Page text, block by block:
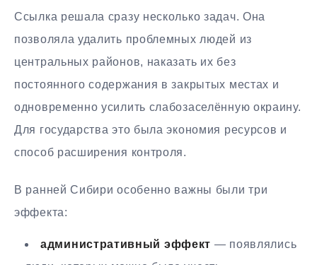
Ссылка решала сразу несколько задач. Она
позволяла удалить проблемных людей из
центральных районов, наказать их без
постоянного содержания в закрытых местах и
одновременно усилить слабозаселённую окраину.
Для государства это была экономия ресурсов и
способ расширения контроля.
В ранней Сибири особенно важны были три
эффекта:
административный эффект — появлялись